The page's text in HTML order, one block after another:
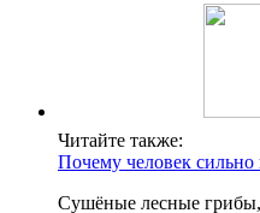
Читайте также:
Почему человек сильно
Сушёные лесные